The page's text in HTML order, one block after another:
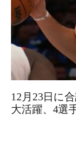
12月23日に
大活躍、4選